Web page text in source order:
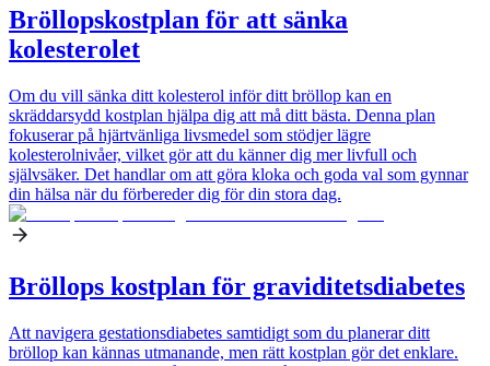
Bröllopskostplan för att sänka
kolesterolet
Om du vill sänka ditt kolesterol inför ditt bröllop kan en
skräddarsydd kostplan hjälpa dig att må ditt bästa. Denna plan
fokuserar på hjärtvänliga livsmedel som stödjer lägre
kolesterolnivåer, vilket gör att du känner dig mer livfull och
självsäker. Det handlar om att göra kloka och goda val som gynnar
din hälsa när du förbereder dig för din stora dag.
Bröllops kostplan för graviditetsdiabetes
Att navigera gestationsdiabetes samtidigt som du planerar ditt
bröllop kan kännas utmanande, men rätt kostplan gör det enklare.